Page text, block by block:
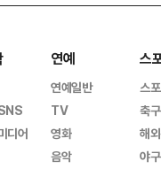
디어
연예
연예일반
TV
영화
음악
스
스
축구
해
야구